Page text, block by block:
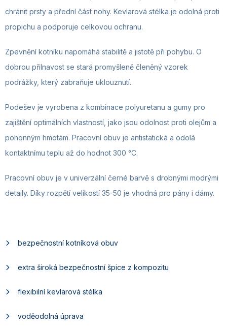
chránit prsty a přední část nohy. Kevlarová stélka je odolná proti
propichu a podporuje celkovou ochranu.
Zpevnění kotníku napomáhá stabilitě a jistotě při pohybu. O
dobrou přilnavost se stará promyšleně členěný vzorek
podrážky, který zabraňuje uklouznutí.
Podešev je vyrobena z kombinace polyuretanu a gumy pro
zajištění optimálních vlastností, jako jsou odolnost proti olejům a
pohonným hmotám. Pracovní obuv je antistatická a odolá
kontaktnímu teplu až do hodnot 300 °C.
Pracovní obuv je v univerzální černé barvě s drobnými modrými
detaily. Díky rozpětí velikostí 35-50 je vhodná pro pány i dámy.
bezpečnostní kotníková obuv
extra široká bezpečnostní špice z kompozitu
flexibilní kevlarová stélka
voděodolná úprava